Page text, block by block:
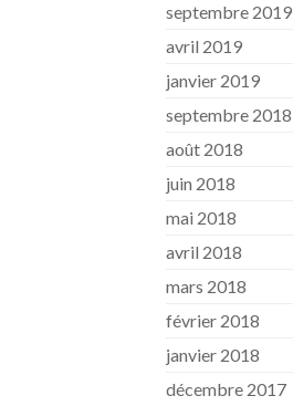
septembre 2019
avril 2019
janvier 2019
septembre 2018
août 2018
juin 2018
mai 2018
avril 2018
mars 2018
février 2018
janvier 2018
décembre 2017